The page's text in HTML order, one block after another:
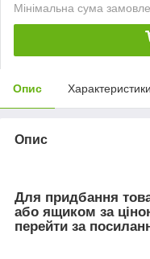
Мінімальна сума
Опис Характеристики
Опис
Для придбання
або ящиком за
перейти за